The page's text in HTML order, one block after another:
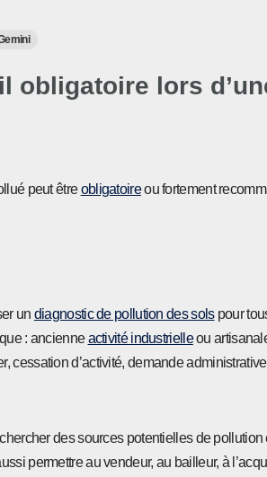
lors
peut êtreobligatoireou fortement
un diagnostic de pollution des solspour
: ancienneactivité industrielleou
cessation d’activité, demande
des sources potentielles de
permettre au vendeur, au bailleur, à